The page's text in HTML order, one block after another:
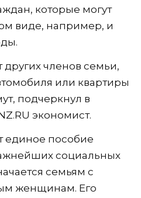
которые могут
виде, например, и
других членов семьи,
или квартиры
подчеркнул в
экономист.
единое пособие
социальных
семьям с
женщинам. Его